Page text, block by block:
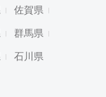
佐賀県
群馬県
石川県